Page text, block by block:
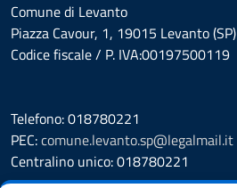
Comune di Levanto
Piazza Cavour, 1, 19015 Levanto (SP)
Codice fiscale / P. IVA:00197500119
Telefono: 018780221
PEC:comune.levanto.sp@legalmail.it
Centralino unico: 018780221